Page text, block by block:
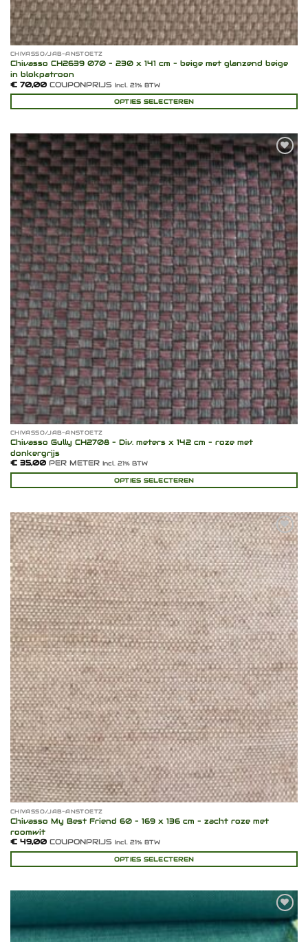
CHIVASSO/JAB-ANSTOETZ
Chivasso CH2639 070 – 230 x 141 cm – beige met glanzend beige
in blokpatroon
€70,00COUPONPRIJS Incl. 21% BTW
OPTIES SELECTEREN
Toevoegen
aan
verlanglijst
CHIVASSO/JAB-ANSTOETZ
Chivasso Gully CH2708 – Div. meters x 142 cm – roze met
donkergrijs
€35,00PER METER Incl. 21% BTW
OPTIES SELECTEREN
Toevoegen
aan
verlanglijst
CHIVASSO/JAB-ANSTOETZ
Chivasso My Best Friend 60 – 169 x 136 cm – zacht roze met
roomwit
€49,00COUPONPRIJS Incl. 21% BTW
OPTIES SELECTEREN
Toevoegen
aan
verlanglijst